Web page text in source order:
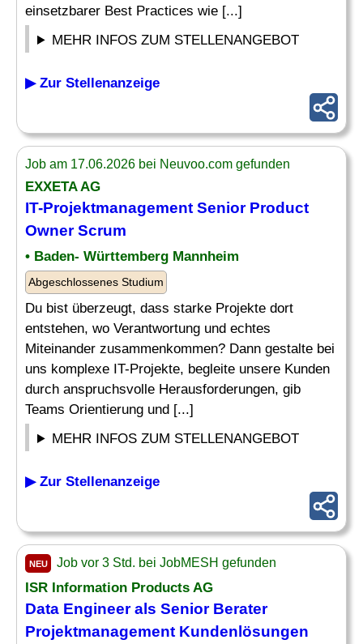
einsetzbarer Best Practices wie [...]
MEHR INFOS ZUM STELLENANGEBOT
▶ Zur Stellenanzeige
Job am 17.06.2026 bei Neuvoo.com gefunden
EXXETA AG
IT-Projektmanagement SeniorProduct
Owner Scrum
• Baden- Württemberg Mannheim
Abgeschlossenes Studium
Du bist überzeugt, dass starke Projekte dort
entstehen, wo Verantwortung und echtes
Miteinander zusammenkommen? Dann gestalte bei
uns komplexe IT-Projekte, begleite unsere Kunden
durch anspruchsvolle Herausforderungen, gib
Teams Orientierung und [...]
MEHR INFOS ZUM STELLENANGEBOT
▶ Zur Stellenanzeige
NEU Job vor 3 Std. bei JobMESH gefunden
ISR Information Products AG
Data Engineer als SeniorBerater
Projektmanagement Kundenlösungen